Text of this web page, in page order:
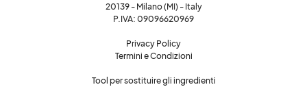
20139 - Milano (MI) - Italy
P.IVA: 09096620969
Privacy Policy
Termini e Condizioni
Tool per sostituire gli ingredienti